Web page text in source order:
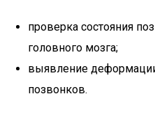
проверка состояния
головного мозга;
выявление
позвонков.